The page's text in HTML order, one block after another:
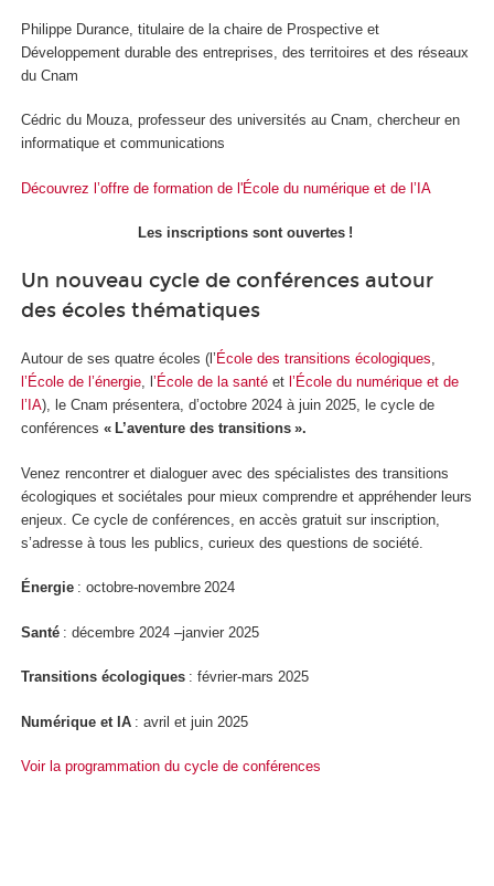
Philippe Durance, titulaire de la chaire de Prospective et
Développement durable des entreprises, des territoires et des réseaux
du Cnam
Cédric du Mouza, professeur des universités au Cnam, chercheur en
informatique et communications
Découvrez l’offre de formation de l'École du numérique et de l’IA
Les inscriptions sont ouvertes !
Un nouveau cycle de conférences autour
des écoles thématiques
Autour de ses quatre écoles (l’ École des transitions écologiques,
l’École de l’énergie, l ’École de la santé et l’École du numérique et de
l’IA), le Cnam présentera, d’octobre 2024 à juin 2025, le cycle de
conférences « L’aventure des transitions ».
Venez rencontrer et dialoguer avec des spécialistes des transitions
écologiques et sociétales pour mieux comprendre et appréhender leurs
enjeux. Ce cycle de conférences, en accès gratuit sur inscription,
s’adresse à tous les publics, curieux des questions de société.
Énergie : octobre-novembre 2024
Santé : décembre 2024 –janvier 2025
Transitions écologiques : février-mars 2025
Numérique et IA : avril et juin 2025
Voir la programmation du cycle de conférences